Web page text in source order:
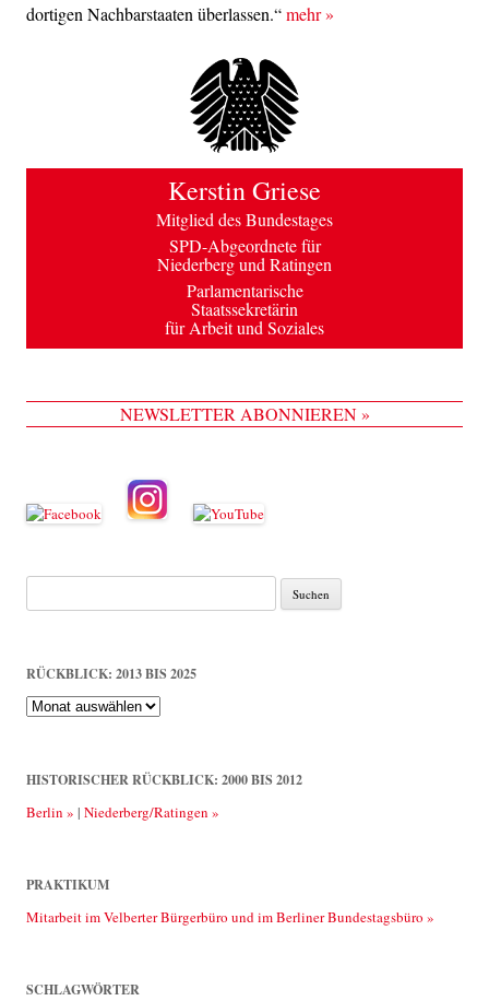
dortigen Nachbarstaaten überlassen.“mehr»
Kerstin Griese
Mitglied des Bundestages
SPD-Abgeordnete für
Niederberg und Ratingen
Parlamentarische
Staatssekretärin
für Arbeit und Soziales
NEWSLETTER ABONNIEREN »
Suche
nach:
RÜCKBLICK: 2013 BIS 2025
Rückblick:
2013
HISTORISCHER RÜCKBLICK: 2000 BIS 2012
Berlin » | Niederberg/Ratingen »
PRAKTIKUM
Mitarbeit im Velberter Bürgerbüro und im Berliner Bundestagsbüro »
SCHLAGWÖRTER